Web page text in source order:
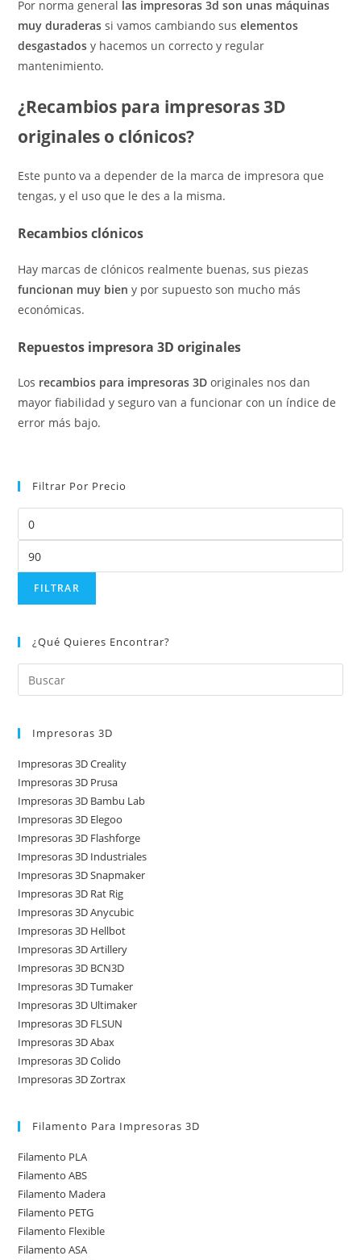
Por norma general las impresoras 3d son unas máquinas
muy duraderas si vamos cambiando suselementos
desgastados y hacemos un correcto y regular
mantenimiento.
¿Recambios para impresoras 3D
originales o clónicos?
Este punto va a depender de la marca de impresora que
tengas, y el uso que le des a la misma.
Recambios clónicos
Hay marcas de clónicos realmente buenas, sus piezas
funcionan muy bieny por supuesto son mucho más
económicas.
Repuestos impresora 3D originales
Los recambios para impresoras 3D originales nos dan
mayor fiabilidad y seguro van a funcionar con un índice de
error más bajo.
Filtrar Por Precio
FILTRAR
¿Qué Quieres Encontrar?
Impresoras 3D
Impresoras 3D Creality
Impresoras 3D Prusa
Impresoras 3D Bambu Lab
Impresoras 3D Elegoo
Impresoras 3D Flashforge
Impresoras 3D Industriales
Impresoras 3D Snapmaker
Impresoras 3D Rat Rig
Impresoras 3D Anycubic
Impresoras 3D Hellbot
Impresoras 3D Artillery
Impresoras 3D BCN3D
Impresoras 3D Tumaker
Impresoras 3D Ultimaker
Impresoras 3D FLSUN
Impresoras 3D Abax
Impresoras 3D Colido
Impresoras 3D Zortrax
Filamento Para Impresoras 3D
Filamento PLA
Filamento ABS
Filamento Madera
Filamento PETG
Filamento Flexible
Filamento ASA